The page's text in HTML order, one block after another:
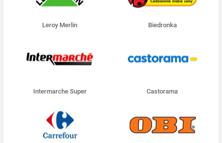
Leroy Merlin Biedronka
Intermarche Super Castorama